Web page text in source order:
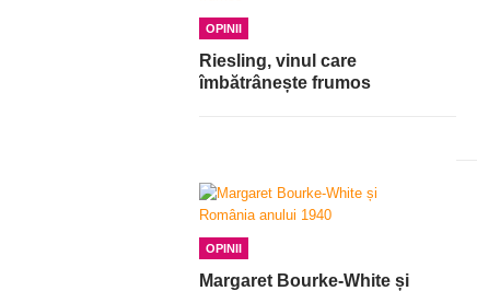
OPINII
Riesling, vinul care
îmbătrânește frumos
OPINII
Margaret Bourke-White și